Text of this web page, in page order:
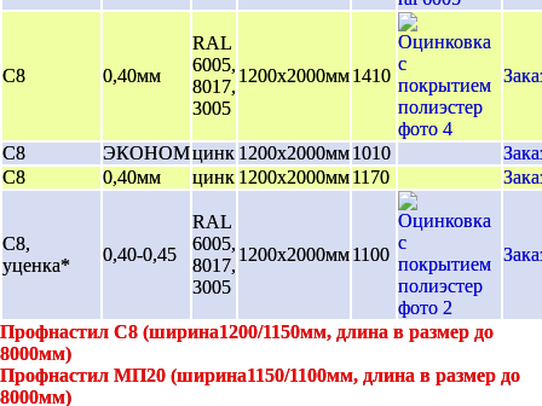
С8 0,40мм
RAL
6005,
8017,
3005
1200х2000мм1410
С8 ЭКОНОМцинк 1200х2000мм1010
С8
0,40мм цинк 1200х2000мм1170
С8,
уценка*
0,40-0,45
RAL
6005,
8017,
3005
1200х2000мм1100
Профнастил С8 (ширина1200/1150мм, длина в размер до
8000мм)
Профнастил МП20 (ширина1150/1100мм, длина в размер до
8000мм)